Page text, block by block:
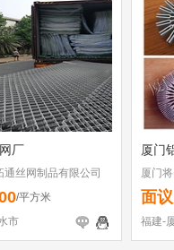
厂
通丝网制品有限公司
/平方米
市
厦门
厦门
面议
福建-